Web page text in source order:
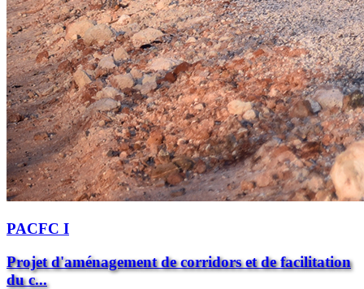
PACFC I
Projet d'aménagement de corridors et de facilitation
du c...